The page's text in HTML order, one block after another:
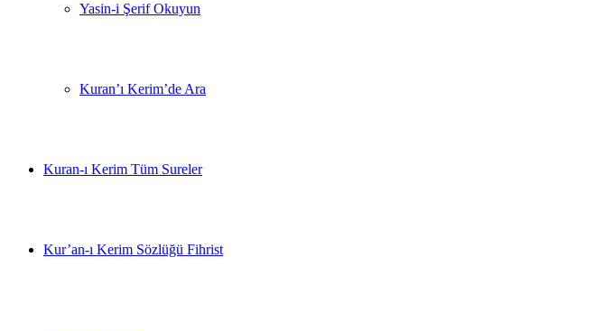
Yasin-i Şerif Okuyun
Kuran’ı Kerim’de Ara
Kuran-ı Kerim Tüm Sureler
Kur’an-ı Kerim Sözlüğü Fihrist